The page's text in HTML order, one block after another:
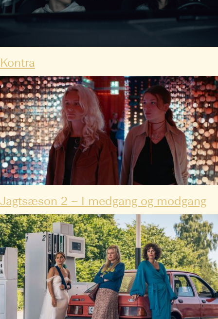
Kontra
Jagtsæson 2 – I medgang og modgang